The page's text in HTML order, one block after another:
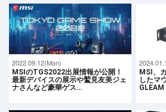
2022.09.12(Mon)
MSIのTGS2022出展情報が公開！
最新デバイスの展示や鷲見友美ジェ
ナさんなど豪華ゲス…
MSI、
したマ